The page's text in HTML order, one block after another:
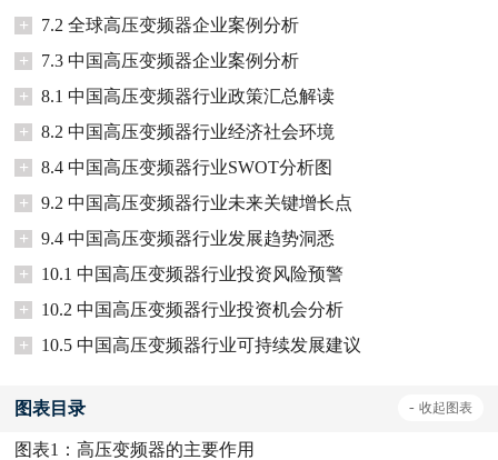
+
7.2 全球高压变频器企业案例分析
+
7.3 中国高压变频器企业案例分析
+
8.1 中国高压变频器行业政策汇总解读
+
8.2 中国高压变频器行业经济社会环境
+
8.4 中国高压变频器行业SWOT分析图
+
9.2 中国高压变频器行业未来关键增长点
+
9.4 中国高压变频器行业发展趋势洞悉
+
10.1 中国高压变频器行业投资风险预警
+
10.2 中国高压变频器行业投资机会分析
+
10.5 中国高压变频器行业可持续发展建议
图表目录 - 收起图表
图表1：高压变频器的主要作用